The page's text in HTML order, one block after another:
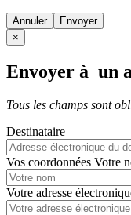
Annuler
×
Envoyer à un
Tous les champs sont
Destinataire
Vos coordonnées Votre
Votre adresse